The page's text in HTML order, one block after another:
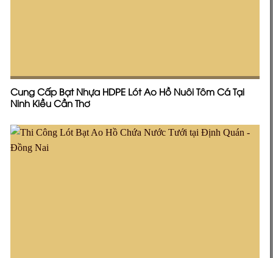
Cung Cấp Bạt Nhựa HDPE Lót Ao Hồ Nuôi Tôm Cá Tại
Ninh Kiều Cần Thơ